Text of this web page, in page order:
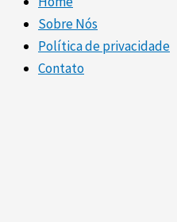
Sobre Nós
Política de privacidade
Contato